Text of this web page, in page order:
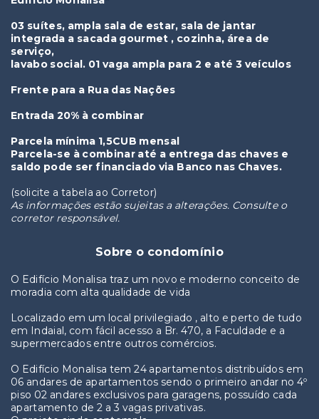
03 suítes, ampla sala de estar, sala de jantar
integrada a sacada gourmet , cozinha, área de
serviço,
lavabo social. 01 vaga ampla para 2 e até 3 veículos
Frente para a Rua das Nações
Entrada 20% à combinar
Parcela mínima 1,5CUB mensal
Parcela-se à combinar até a entrega das chaves e
saldo pode ser financiado via Banco nas Chaves.
(solicite a tabela ao Corretor)
As informações estão sujeitas a alterações. Consulte o
corretor responsável.
Sobre o condomínio
O Edifício Monalisa traz um novo e moderno conceito de
moradia com alta qualidade de vida
Localizado em um local privilegiado , alto e perto de tudo
em Indaial, com fácil acesso a Br. 470, a Faculdade e a
supermercados entre outros comércios.
O Edifício Monalisa tem 24 apartamentos distribuídos em
06 andares de apartamentos sendo o primeiro andar no 4º
piso 02 andares exclusivos para garagens, possuído cada
apartamento de 2 a 3 vagas privativas.